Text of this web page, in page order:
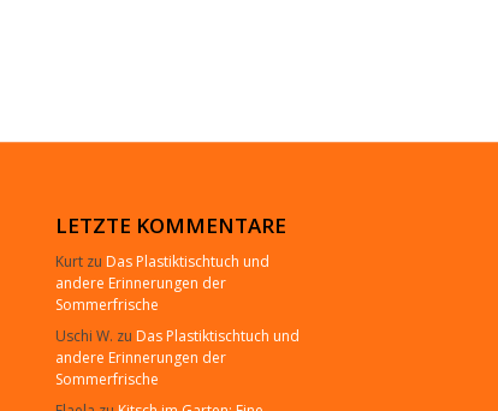
LETZTE KOMMENTARE
Kurtzu Das Plastiktischtuch und
andere Erinnerungen der
Sommerfrische
Uschi W. zu Das Plastiktischtuch und
andere Erinnerungen der
Sommerfrische